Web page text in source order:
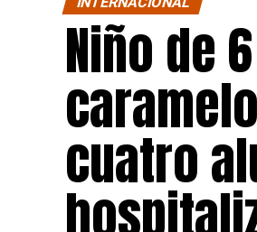
Niño de
cuatro